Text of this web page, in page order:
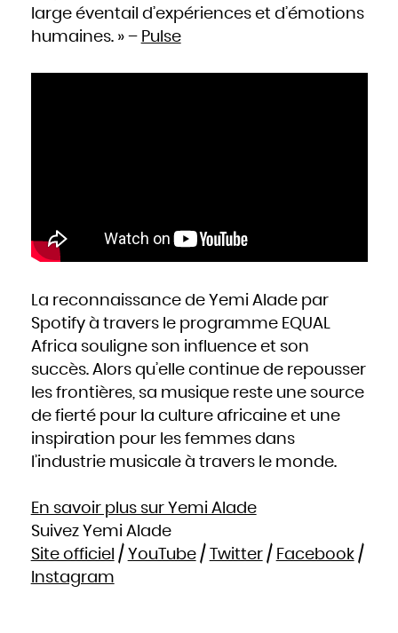
large éventail d’expériences et d’émotions
humaines. » – Pulse
La reconnaissance de Yemi Alade par
Spotify à travers le programme EQUAL
Africa souligne son influence et son
succès. Alors qu’elle continue de repousser
les frontières, sa musique reste une source
de fierté pour la culture africaine et une
inspiration pour les femmes dans
l’industrie musicale à travers le monde.
En savoir plus sur Yemi Alade
Suivez Yemi Alade
Site officiel / YouTube/ Twitter/ Facebook/
Instagram